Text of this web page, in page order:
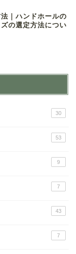
｜ハンドホールの
の選定方法につい
30
53
9
7
43
7